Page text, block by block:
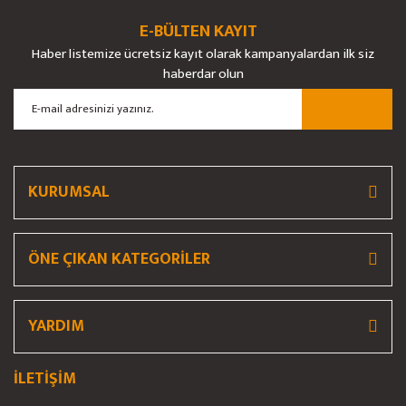
Ürün fiyatı diğer sitelerden daha pahalı.
Bu ürüne benzer farklı alternatifler olmalı.
E-BÜLTEN KAYIT
Haber listemize ücretsiz kayıt olarak kampanyalardan ilk siz
haberdar olun
KURUMSAL
ÖNE ÇIKAN KATEGORİLER
YARDIM
İLETİŞİM